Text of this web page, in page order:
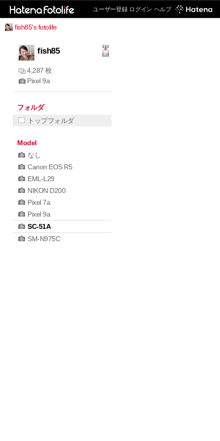
ユーザー登録 ログイン ヘルプ
fish85's fotolife
fish85
4,287 枚
Pixel 9a
フォルダ
トップフォルダ
Model
なし
Canon EOS R5
EML-L29
NIKON D200
Pixel 7a
Pixel 9a
SC-51A
SM-N975C